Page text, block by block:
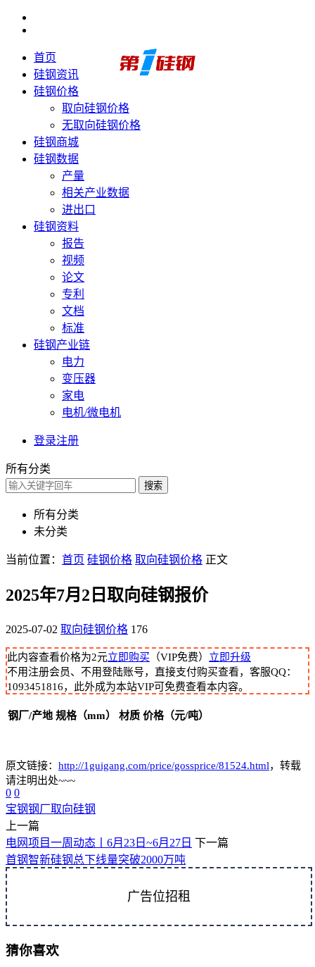
首页
硅钢资讯
硅钢价格
取向硅钢价格
无取向硅钢价格
硅钢商城
硅钢数据
产量
相关产业数据
进出口
硅钢资料
报告
视频
论文
专利
文档
标准
硅钢产业链
电力
变压器
家电
电机/微电机
登录注册
所有分类
搜索
所有分类
未分类
当前位置： 首页 硅钢价格 取向硅钢价格 正文
2025年7月2日取向硅钢报价
2025-07-02 取向硅钢价格 176
此内容查看价格为2元立即购买 （VIP免费） 立即升级
不用注册会员、不用登陆账号，直接支付购买查看，客服QQ：
1093451816，此外成为本站VIP可免费查看本内容。
钢厂/产地 规格（mm） 材质 价格（元/吨）
原文链接： http://1guigang.com/price/gossprice/81524.html，转载
请注明出处~~~
0 0
宝钢钢厂取向硅钢
上一篇
电网项目一周动态丨6月23日~6月27日 下一篇
首钢智新硅钢总下线量突破2000万吨
广告位招租
猜你喜欢